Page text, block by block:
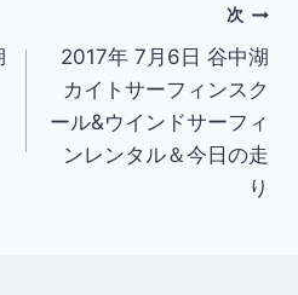
次
2017年 7月6日 谷中湖
カイトサーフィンスク
ール&ウインドサーフィ
ンレンタル＆今日の走
り